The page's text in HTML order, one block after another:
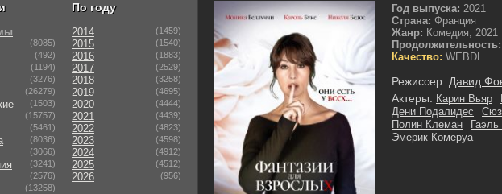
Год выпуска: 2021
Страна: Франция
Жанр: Комедия, 2021
Продолжительность:
Качество: WEBDL
Режиссер: Давид
Актеры: Карин Вьяр
Дени Подалидес
Полин Клеман
Эмерик Комеруа
(8085)
(492)
(1194)
(3276)
(26279)
(1503)
(15757)
(5461)
(8036)
(3066)
(3241)
(2576)
(13258)
По году
2014 (1459)
2015 (1540)
2016 (1883)
2017 (2529)
2018 (3258)
2019 (4695)
2020 (4444)
2021 (4439)
2022 (4823)
2023 (4598)
2024 (4912)
2025 (4512)
2026 (956)